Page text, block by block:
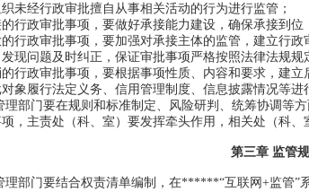
未经行政审批擅自从事相关活动的行为进行监管；
政审批事项，要做好承接能力建设，确保承接到位
政审批事项，要加强对承接主体的监管，建立行政
现问题及时纠正，保证审批事项严格按照法律法规规
政审批事项，要根据事项性质、内容和要求，建立
象履行法定义务、信用管理制度、信息披露情况等进
门要在规则和标准制定、风险研判、统筹协调等
，主责处（科、室）要发挥牵头作用，相关处（科、
第三章 监管
门要结合权责清单编制，在******“互联网+监管”